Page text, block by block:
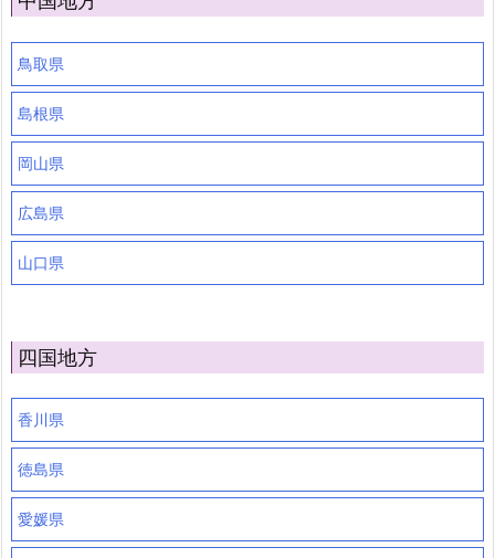
鳥取県
島根県
岡山県
広島県
山口県
四国地方
香川県
徳島県
愛媛県